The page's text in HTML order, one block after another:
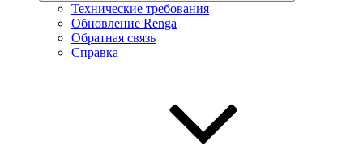
Технические требования
Обновление Renga
Обратная связь
Справка